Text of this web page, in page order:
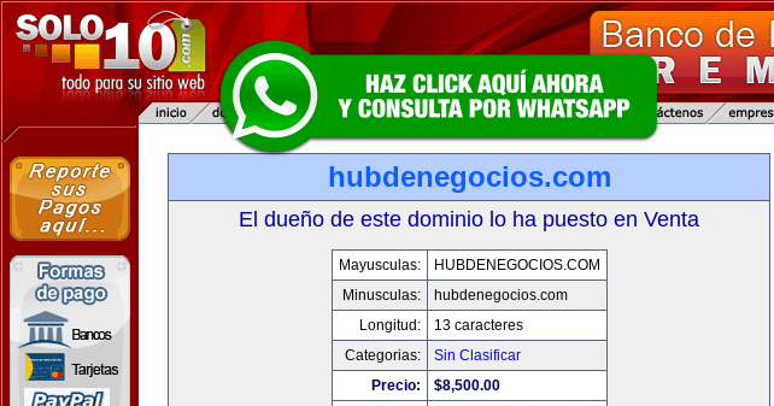
hubdenegocios.com
El dueño de este dominio lo ha puesto en Venta
Mayusculas:
HUBDENEGOCIOS.COM
Minusculas:
hubdenegocios.com
Longitud:
13 caracteres
Categorias:
Sin Clasificar
Precio:
$8,500.00